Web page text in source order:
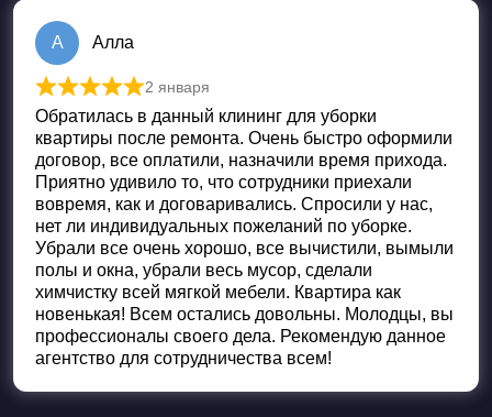
А Алла
Оценка из 5
2 января
Обратилась в данный клининг для уборки
квартиры после ремонта. Очень быстро оформили
договор, все оплатили, назначили время прихода.
Приятно удивило то, что сотрудники приехали
вовремя, как и договаривались. Спросили у нас,
нет ли индивидуальных пожеланий по уборке.
Убрали все очень хорошо, все вычистили, вымыли
полы и окна, убрали весь мусор, сделали
химчистку всей мягкой мебели. Квартира как
новенькая! Всем остались довольны. Молодцы, вы
профессионалы своего дела. Рекомендую данное
агентство для сотрудничества всем!